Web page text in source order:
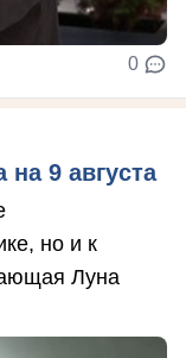
0
на 9 августа
но и к
Луна